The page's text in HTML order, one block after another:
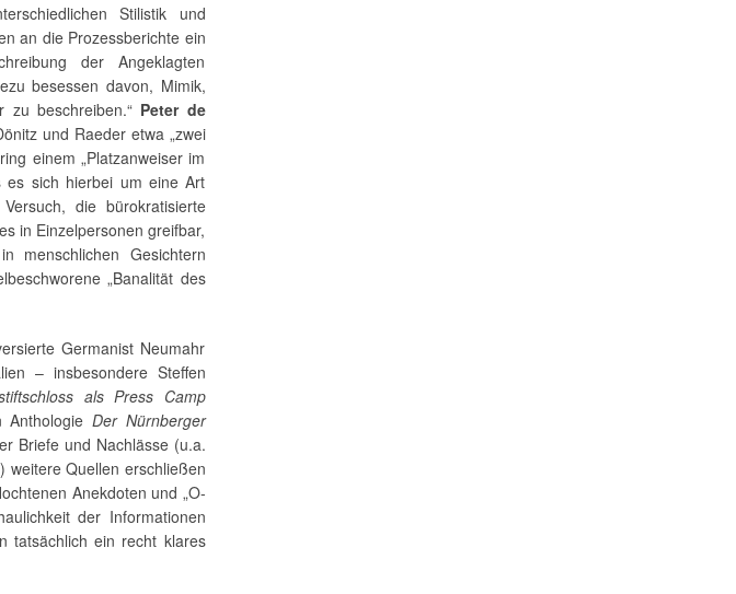
Stilistik und
an die Prozessberichte ein
der Angeklagten
besessen davon, Mimik,
zu beschreiben.“ Peter de
und Raeder etwa „zwei
einem „Platzanweiser im
es sich hierbei um eine Art
die bürokratisierte
in Einzelpersonen greifbar,
menschlichen Gesichtern
„Banalität des
Germanist Neumahr
– insbesondere Steffen
als Press Camp
Anthologie Der Nürnberger
Briefe und Nachlässe (u.a.
) weitere Quellen erschließen
Anekdoten und „O-
der Informationen
tatsächlich ein recht klares